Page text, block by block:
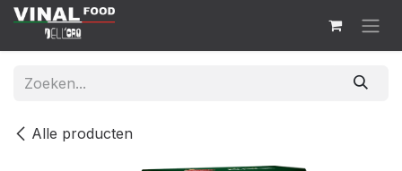
Overslaan naar inhoud
Alle producten